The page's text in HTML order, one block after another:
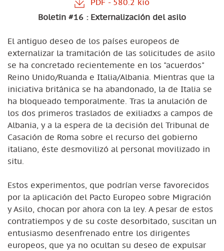
Boletin #16 : Externalización del asilo
El antiguo deseo de los países europeos de
externalizar la tramitación de las solicitudes de asilo
se ha concretado recientemente en los "acuerdos"
Reino Unido/Ruanda e Italia/Albania. Mientras que la
iniciativa británica se ha abandonado, la de Italia se
ha bloqueado temporalmente. Tras la anulación de
los dos primeros traslados de exiliadxs a campos de
Albania, y a la espera de la decisión del Tribunal de
Casación de Roma sobre el recurso del gobierno
italiano, éste desmovilizó al personal movilizado in
situ.
Estos experimentos, que podrían verse favorecidos
por la aplicación del Pacto Europeo sobre Migración
y Asilo, chocan por ahora con la ley. A pesar de estos
contratiempos y de su coste desorbitado, suscitan un
entusiasmo desenfrenado entre los dirigentes
europeos, que ya no ocultan su deseo de expulsar